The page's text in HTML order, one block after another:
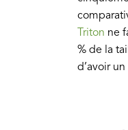
Triton ne
% de la
d’avoir